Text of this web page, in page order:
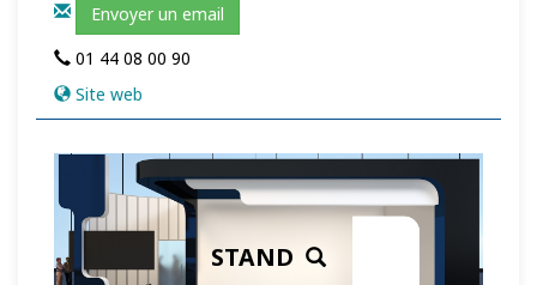
Envoyer un email
01 44 08 00 90
Site web
STAND